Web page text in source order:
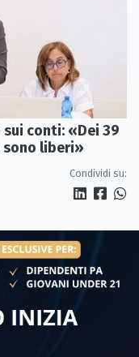
sui conti: «Dei 39
sono liberi»
Condividi su: